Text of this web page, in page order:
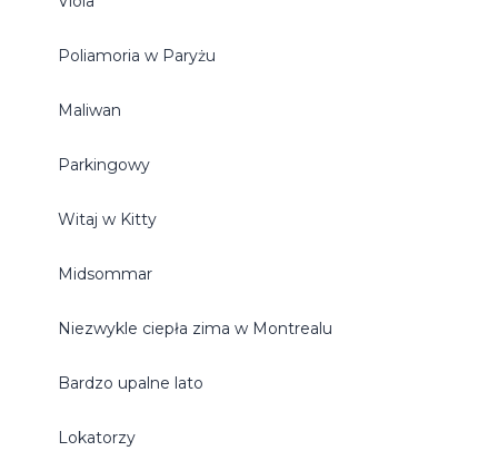
Poliamoria w Paryżu
Maliwan
Parkingowy
Witaj w Kitty
Midsommar
Niezwykle ciepła zima w Montrealu
Bardzo upalne lato
Lokatorzy